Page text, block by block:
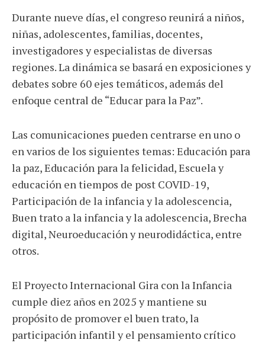
Durante nueve días, el congreso reunirá a niños,
niñas, adolescentes, familias, docentes,
investigadores y especialistas de diversas
regiones. La dinámica se basará en exposiciones y
debates sobre 60 ejes temáticos, además del
enfoque central de “Educar para la Paz”.
Las comunicaciones pueden centrarse en uno o
en varios de los siguientes temas: Educación para
la paz, Educación para la felicidad, Escuela y
educación en tiempos de post COVID-19,
Participación de la infancia y la adolescencia,
Buen trato a la infancia y la adolescencia, Brecha
digital, Neuroeducación y neurodidáctica, entre
otros.
El Proyecto Internacional Gira con la Infancia
cumple diez años en 2025 y mantiene su
propósito de promover el buen trato, la
participación infantil y el pensamiento crítico